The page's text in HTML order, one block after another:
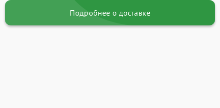
Подробнее о доставке